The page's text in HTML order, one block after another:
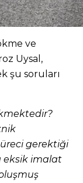
ve
Uysal,
şu soruları
gerektiği
eksik imalat